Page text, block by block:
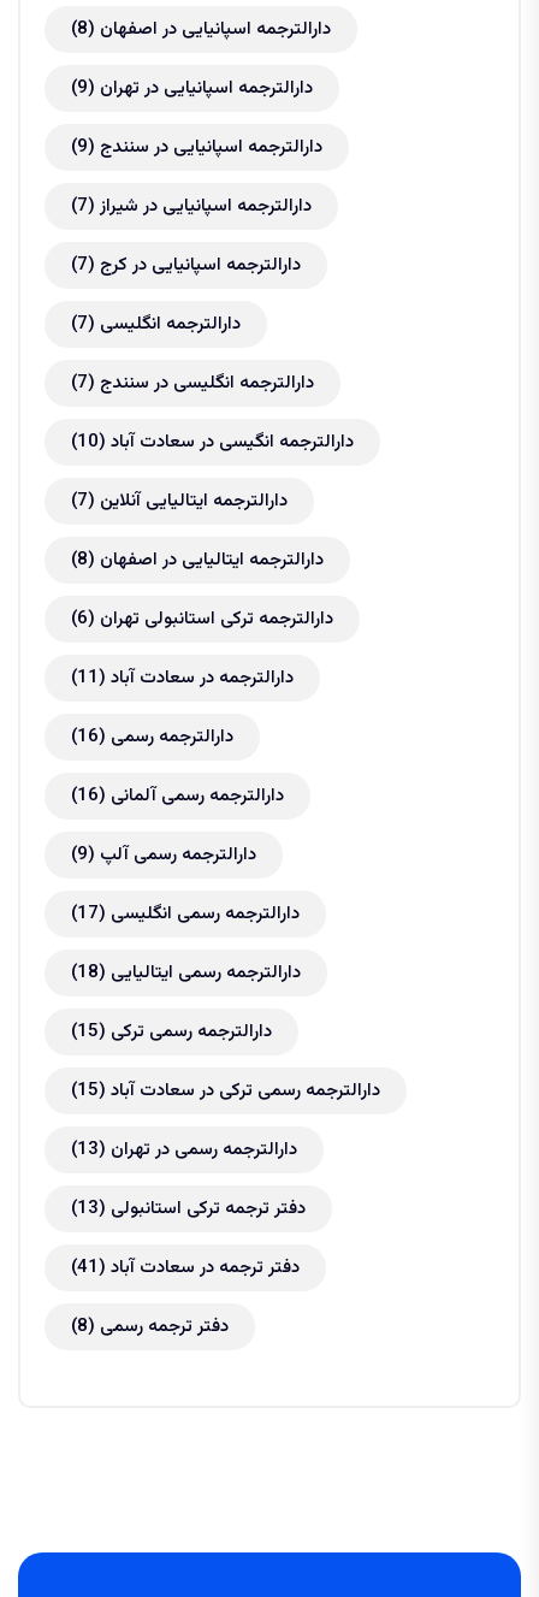
دارالترجمه اسپانیایی در اصفهان (8)
دارالترجمه اسپانیایی در تهران (9)
دارالترجمه اسپانیایی در سنندج (9)
دارالترجمه اسپانیایی در شیراز(7)
دارالترجمه اسپانیایی در کرج (7)
دارالترجمه انگلیسی (7)
دارالترجمه انگلیسی در سنندج (7)
دارالترجمه انگیسی در سعادت آباد (10)
دارالترجمه ایتالیایی آنلاین (7)
دارالترجمه ایتالیایی در اصفهان (8)
دارالترجمه ترکی استانبولی تهران (6)
دارالترجمه در سعادت آباد (11)
دارالترجمه رسمی (16)
دارالترجمه رسمی آلمانی (16)
دارالترجمه رسمی آلپ (9)
دارالترجمه رسمی انگلیسی (17)
دارالترجمه رسمی ایتالیایی (18)
دارالترجمه رسمی ترکی (15)
دارالترجمه رسمی ترکی در سعادت آباد (15)
دارالترجمه رسمی در تهران (13)
دفتر ترجمه ترکی استانبولی (13)
دفتر ترجمه در سعادت آباد (41)
دفتر ترجمه رسمی (8)